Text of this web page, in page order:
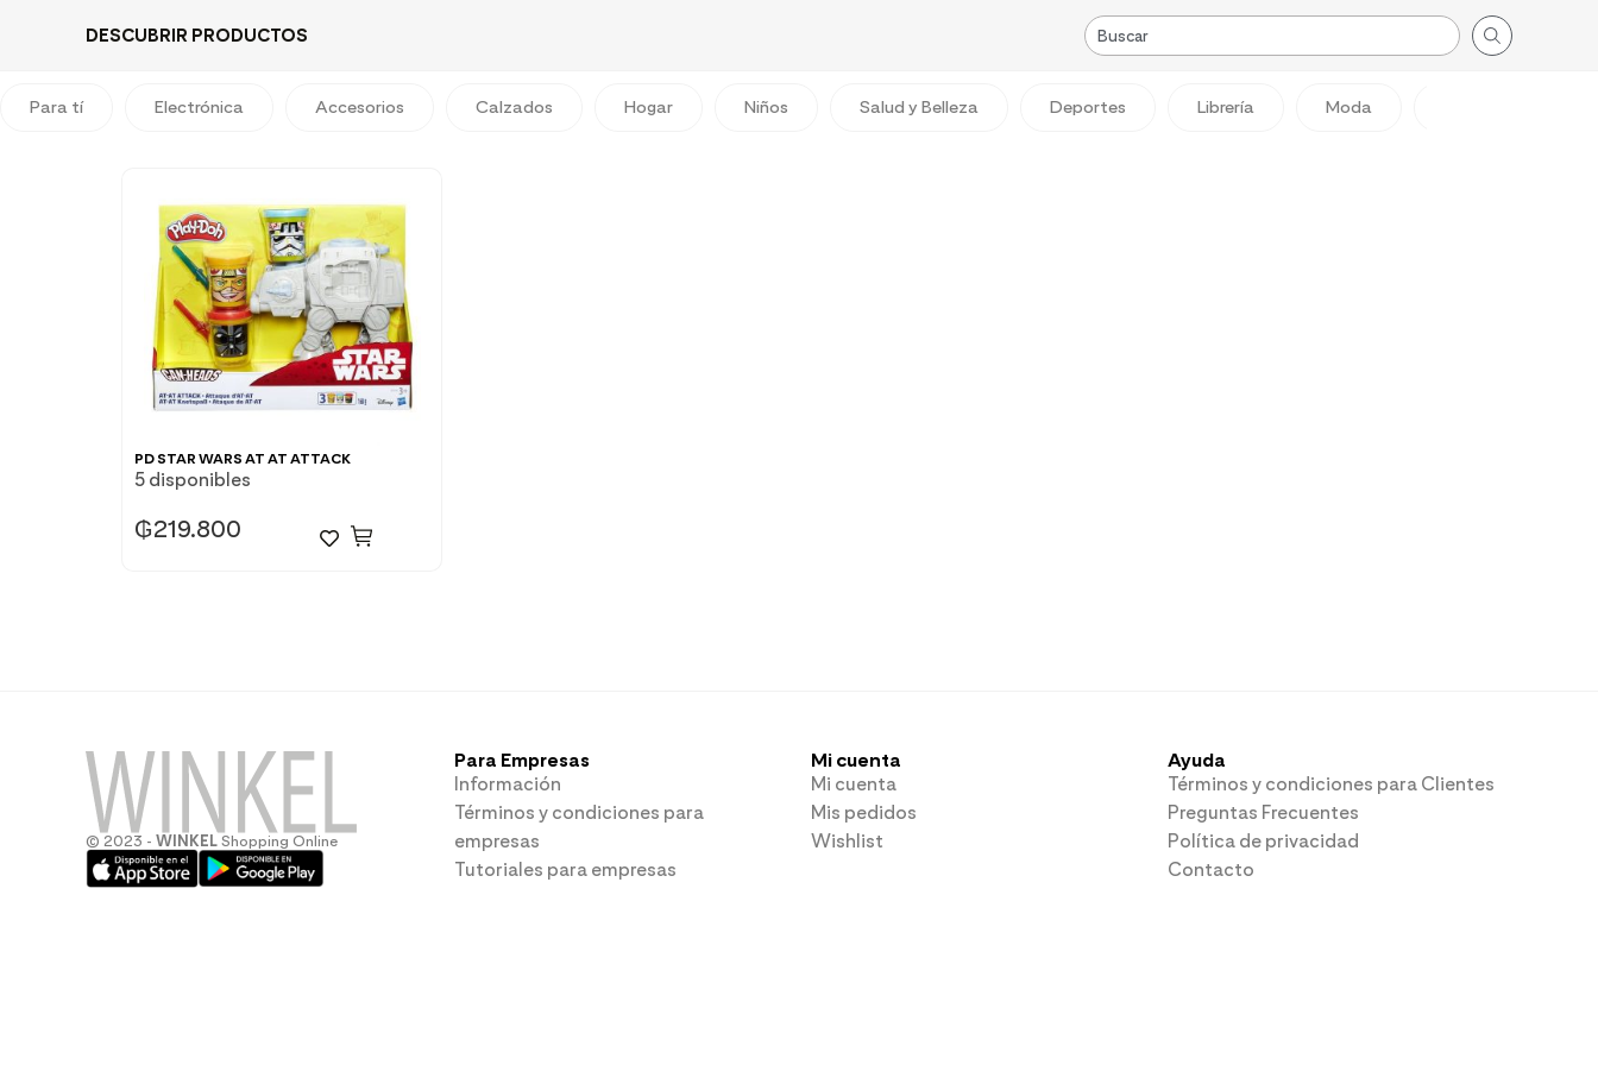
DESCUBRIR PRODUCTOS
Para tí Electrónica Accesorios Calzados Hogar Niños Salud y Belleza Deportes Librería Moda
PD STAR WARS AT AT ATTACK
5 disponibles
₲219.800
© 2023 - WINKEL Shopping Online
Para Empresas
Información
Términos y condiciones para
empresas
Tutoriales para empresas
Mi cuenta
Mi cuenta
Mis pedidos
Wishlist
Ayuda
Términos y condiciones para Clientes
Preguntas Frecuentes
Política de privacidad
Contacto